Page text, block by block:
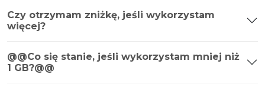
Czy otrzymam zniżkę, jeśli wykorzystam
więcej?
@@Co się stanie, jeśli wykorzystam mniej niż
1 GB?@@